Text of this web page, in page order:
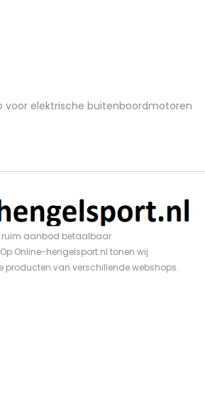
ruim aanbod betaalbaar
Online-hengelsport.nl tonen wij
producten van verschillende webshops.